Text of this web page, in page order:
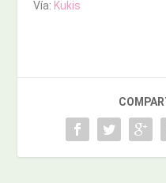
Vía: Kukis